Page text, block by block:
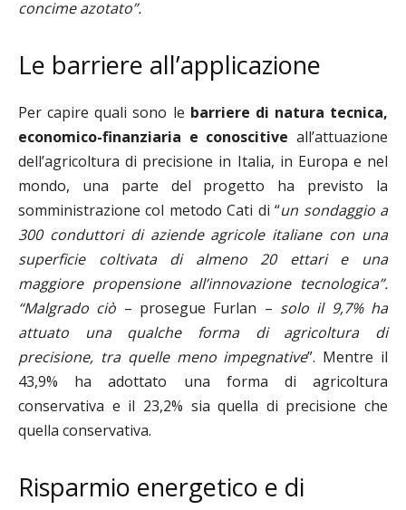
concime azotato”.
Le barriere all’applicazione
Per capire quali sono le barriere di natura tecnica,
economico-finanziaria e conoscitive all’attuazione
dell’agricoltura di precisione in Italia, in Europa e nel
mondo, una parte del progetto ha previsto la
somministrazione col metodo Cati di “un sondaggio a
300 conduttori di aziende agricole italiane con una
superficie coltivata di almeno 20 ettari e una
maggiore propensione all’innovazione tecnologica”.
“Malgrado ciò – prosegue Furlan – solo il 9,7% ha
attuato una qualche forma di agricoltura di
precisione, tra quelle meno impegnative”. Mentre il
43,9% ha adottato una forma di agricoltura
conservativa e il 23,2% sia quella di precisione che
quella conservativa.
Risparmio energetico e di